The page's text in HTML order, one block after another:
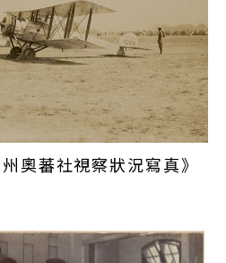
的屬性與編制
戰敗，將臺灣割讓給日本，
軍隊在臺維持治安。當時的
，於11月宣布「平定」臺灣
奧蕃社視察狀況寫真》